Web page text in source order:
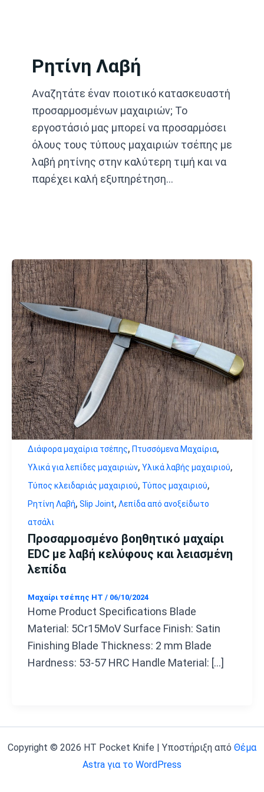
Ρητίνη Λαβή
Αναζητάτε έναν ποιοτικό κατασκευαστή
προσαρμοσμένων μαχαιριών; Το
εργοστάσιό μας μπορεί να προσαρμόσει
όλους τους τύπους μαχαιριών τσέπης με
λαβή ρητίνης στην καλύτερη τιμή και να
παρέχει καλή εξυπηρέτηση…
Διάφορα μαχαίρια τσέπης, Πτυσσόμενα Μαχαίρια,
Υλικά για λεπίδες μαχαιριών, Υλικά λαβής μαχαιριού,
Τύπος κλειδαριάς μαχαιριού, Τύπος μαχαιριού,
Ρητίνη Λαβή, Slip Joint, Λεπίδα από ανοξείδωτο
ατσάλι
Προσαρμοσμένο βοηθητικό μαχαίρι
EDC με λαβή κελύφους και λειασμένη
λεπίδα
Μαχαίρι τσέπης HT / 06/10/2024
Home Product Specifications Blade
Material: 5Cr15MoV Surface Finish: Satin
Finishing Blade Thickness: 2 mm Blade
Hardness: 53-57 HRC Handle Material: […]
Copyright © 2026 HT Pocket Knife | Υποστήριξη από Θέμα
Astra για το WordPress